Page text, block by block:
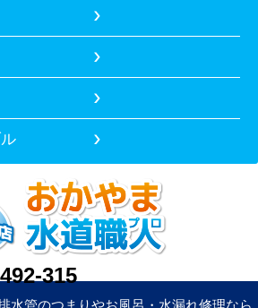
315
水管のつまりやお風呂・水漏れ修理なら